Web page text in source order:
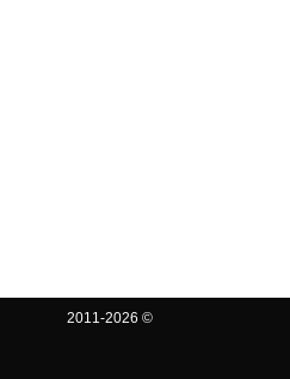
2011-2026 ©